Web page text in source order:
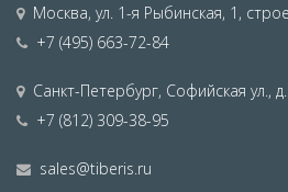
Москва, ул. 1-я Рыбинская, 1,
+7 (495) 663-72-84
Санкт-Петербург, Софийская ул.,
+7 (812) 309-38-95
sales@tiberis.ru